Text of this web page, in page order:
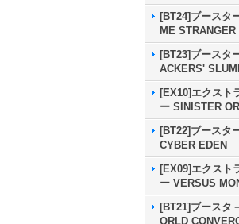
[BT24]ブースタ
ME STRANGER
[BT23]ブースタ
ACKERS'
[EX10]エクスト
ー SINISTER
[BT22]ブースタ
CYBER EDEN
[EX09]エクスト
ー VERSUS
[BT21]ブースタ
ORLD